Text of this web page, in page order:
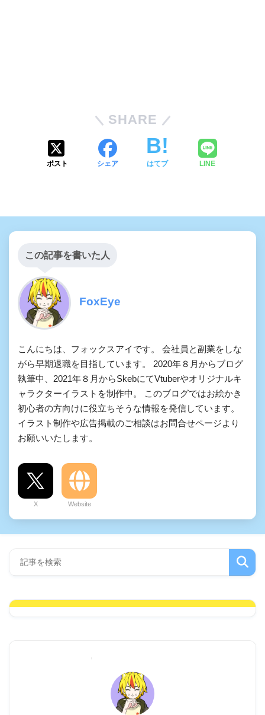
SHARE
ポスト シェア はてブ LINE
この記事を書いた人
FoxEye
こんにちは、フォックスアイです。 会社員と副業をしな
がら早期退職を目指しています。 2020年８月からブログ
執筆中、2021年８月からSkebにてVtuberやオリジナルキ
ャラクターイラストを制作中。 このブログではお絵かき
初心者の方向けに役立ちそうな情報を発信しています。
イラスト制作や広告掲載のご相談はお問合せページより
お願いいたします。
X Website